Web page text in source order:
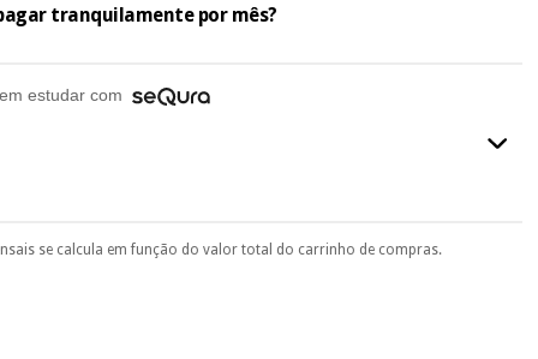
tranquilamente por mês?
estudar com
do processo de compra, ao escolher o método de pagamento.
se calcula em função do valor total do carrinho de compras.